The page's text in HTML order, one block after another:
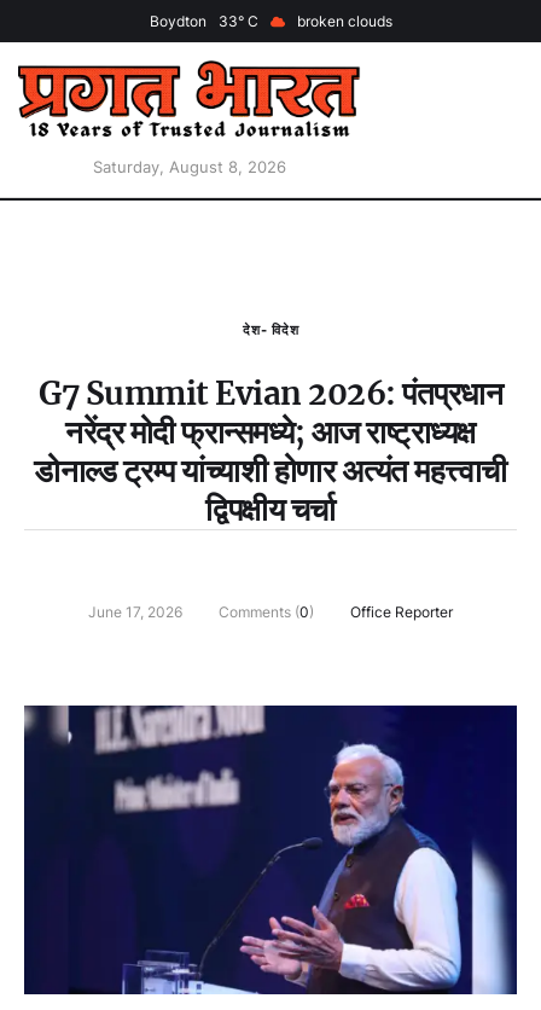
Boydton 33 broken clouds
Saturday, August 8, 2026
देश- विदेश
G7 Summit Evian 2026: पंतप्रधान
नरेंद्र मोदी फ्रान्समध्ये; आज राष्ट्राध्यक्ष
डोनाल्ड ट्रम्प यांच्याशी होणार अत्यंत महत्त्वाची
द्विपक्षीय चर्चा
June 17, 2026 Comments (0) Office Reporter